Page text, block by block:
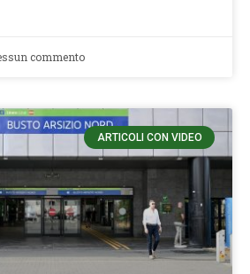
commento
ARTICOLI CON VIDEO